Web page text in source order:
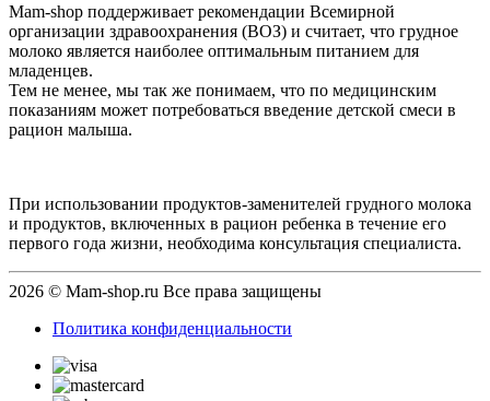
Mam-shop поддерживает рекомендации Всемирной
организации здравоохранения (ВОЗ) и считает, что грудное
молоко является наиболее оптимальным питанием для
младенцев.
Тем не менее, мы так же понимаем, что по медицинским
показаниям может потребоваться введение детской смеси в
рацион малыша.
При использовании продуктов-заменителей грудного молока
и продуктов, включенных в рацион ребенка в течение его
первого года жизни, необходима консультация специалиста.
2026 © Mam-shop.ru Все права защищены
Политика конфиденциальности